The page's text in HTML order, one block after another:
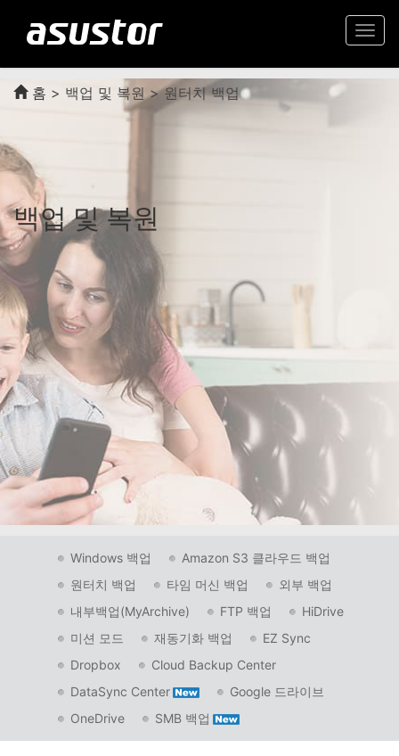
홈 > 백업 및 복원 > 원터치 백업
백업 및 복원
Windows 백업
Amazon S3 클라우드 백업
원터치 백업
타임 머신 백업
외부 백업
내부백업(MyArchive)
FTP 백업
HiDrive
미션 모드
재동기화 백업
EZ Sync
Dropbox
Cloud Backup Center
DataSync Center
Google 드라이브
OneDrive
SMB 백업